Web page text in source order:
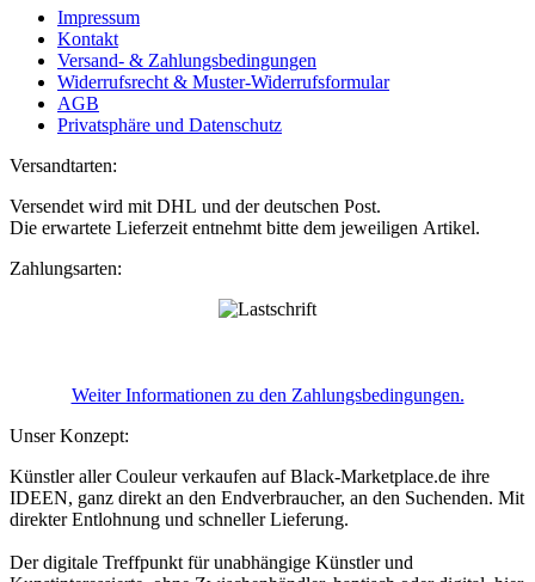
Impressum
Kontakt
Versand- & Zahlungsbedingungen
Widerrufsrecht & Muster-Widerrufsformular
AGB
Privatsphäre und Datenschutz
Versandtarten:
Versendet wird mit DHL und der deutschen Post.
Die erwartete Lieferzeit entnehmt bitte dem jeweiligen Artikel.
Zahlungsarten:
Weiter Informationen zu den Zahlungsbedingungen.
Unser Konzept:
Künstler aller Couleur verkaufen auf Black-Marketplace.de ihre
IDEEN, ganz direkt an den Endverbraucher, an den Suchenden. Mit
direkter Entlohnung und schneller Lieferung.
Der digitale Treffpunkt für unabhängige Künstler und